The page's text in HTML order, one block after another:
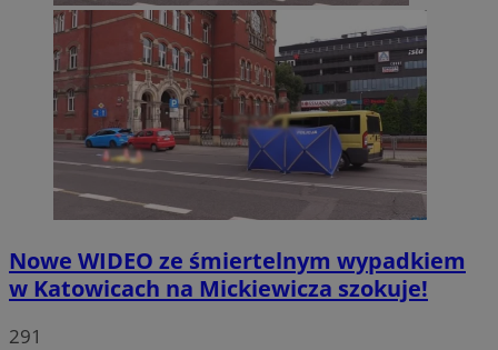
Nowe WIDEO ze śmiertelnym wypadkiem
w Katowicach na Mickiewicza szokuje!
291